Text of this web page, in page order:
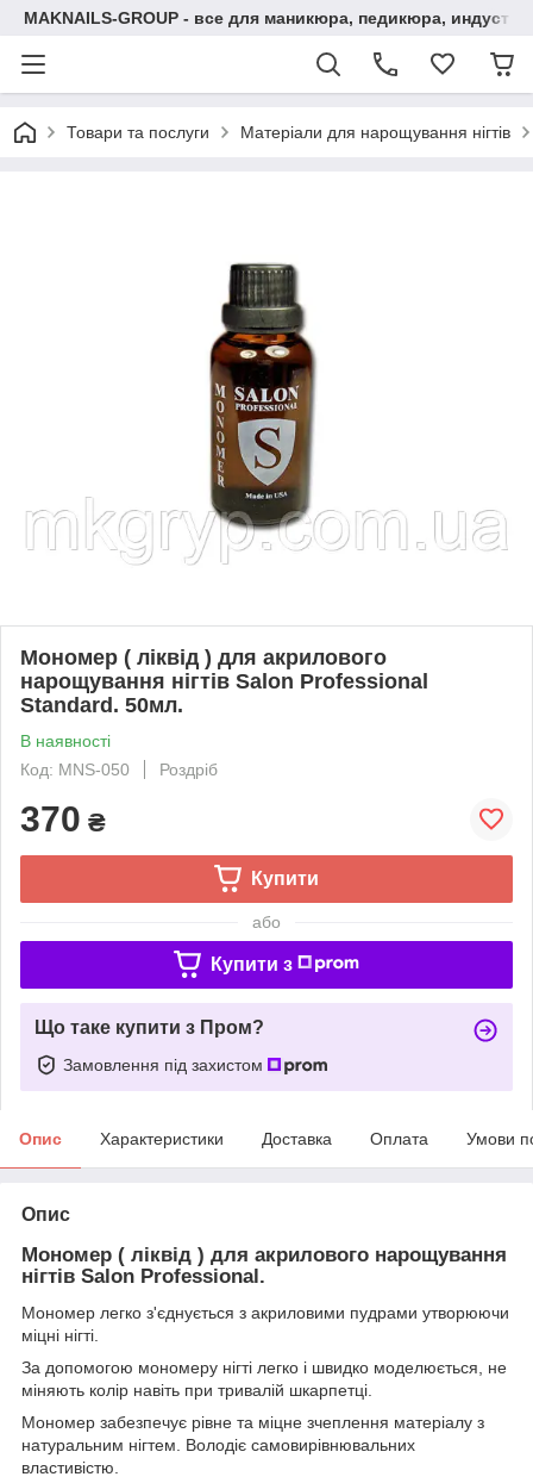
MAKNAILS-GROUP - все для маникюра, педикюра,
Товари та послуги Матеріали для нарощування нігтів
Мономер ( ліквід ) для акрилового
нарощування нігтів Salon Professional
Standard. 50мл.
В наявності
Код: MNS-050
Роздріб
370 ₴
Купити
або
Купити з
Що таке купити з Пром?
Замовлення під захистом
Опис Характеристики Доставка Оплата Умови
Опис
Мономер ( ліквід ) для акрилового нарощування
нігтів Salon Professional.
Мономер легко з'єднується з акриловими пудрами утворюючи
міцні нігті.
За допомогою мономеру нігті легко і швидко моделюється, не
міняють колір навіть при тривалій шкарпетці.
Мономер забезпечує рівне та міцне зчеплення матеріалу з
натуральним нігтем. Володіє самовирівнювальних
властивістю.